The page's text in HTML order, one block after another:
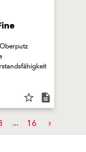
star_border description
16